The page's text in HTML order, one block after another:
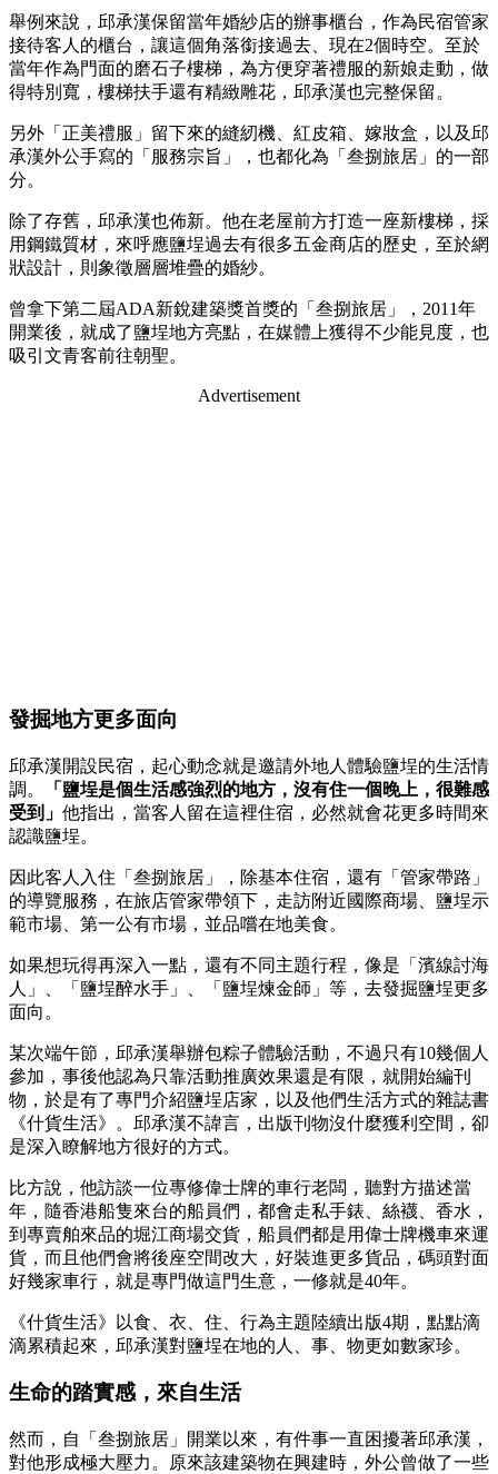
舉例來說，邱承漢保留當年婚紗店的辦事櫃台，作為民宿管家
接待客人的櫃台，讓這個角落銜接過去、現在2個時空。至於
當年作為門面的磨石子樓梯，為方便穿著禮服的新娘走動，做
得特別寬，樓梯扶手還有精緻雕花，邱承漢也完整保留。
另外「正美禮服」留下來的縫紉機、紅皮箱、嫁妝盒，以及邱
承漢外公手寫的「服務宗旨」，也都化為「叁捌旅居」的一部
分。
除了存舊，邱承漢也佈新。他在老屋前方打造一座新樓梯，採
用鋼鐵質材，來呼應鹽埕過去有很多五金商店的歷史，至於網
狀設計，則象徵層層堆疊的婚紗。
曾拿下第二屆ADA新銳建築獎首獎的「叁捌旅居」，2011年
開業後，就成了鹽埕地方亮點，在媒體上獲得不少能見度，也
吸引文青客前往朝聖。
Advertisement
發掘地方更多面向
邱承漢開設民宿，起心動念就是邀請外地人體驗鹽埕的生活情
調。
「鹽埕是個生活感強烈的地方，沒有住一個晚上，很難感
受到」 他指出，當客人留在這裡住宿，必然就會花更多時間來
認識鹽埕。
因此客人入住「叁捌旅居」，除基本住宿，還有「管家帶路」
的導覽服務，在旅店管家帶領下，走訪附近國際商場、鹽埕示
範市場、第一公有市場，並品嚐在地美食。
如果想玩得再深入一點，還有不同主題行程，像是「濱線討海
人」、「鹽埕醉水手」、「鹽埕煉金師」等，去發掘鹽埕更多
面向。
某次端午節，邱承漢舉辦包粽子體驗活動，不過只有10幾個人
參加，事後他認為只靠活動推廣效果還是有限，就開始編刊
物，於是有了專門介紹鹽埕店家，以及他們生活方式的雜誌書
《什貨生活》。邱承漢不諱言，出版刊物沒什麼獲利空間，卻
是深入瞭解地方很好的方式。
比方說，他訪談一位專修偉士牌的車行老闆，聽對方描述當
年，隨香港船隻來台的船員們，都會走私手錶、絲襪、香水，
到專賣舶來品的堀江商場交貨，船員們都是用偉士牌機車來運
貨，而且他們會將後座空間改大，好裝進更多貨品，碼頭對面
好幾家車行，就是專門做這門生意，一修就是40年。
《什貨生活》以食、衣、住、行為主題陸續出版4期，點點滴
滴累積起來，邱承漢對鹽埕在地的人、事、物更如數家珍。
生命的踏實感，來自生活
然而，自「叁捌旅居」開業以來，有件事一直困擾著邱承漢，
對他形成極大壓力。原來該建築物在興建時，外公曾做了一些